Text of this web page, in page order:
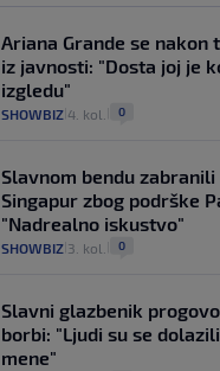
Ariana Grande se nakon
iz javnosti: "Dosta joj je
izgledu"
SHOWBIZ 4. kol. 0
Slavnom bendu
Singapur zbog podrške
"Nadrealno iskustvo"
SHOWBIZ 3. kol. 0
Slavni glazbenik
borbi: "Ljudi su se
mene"